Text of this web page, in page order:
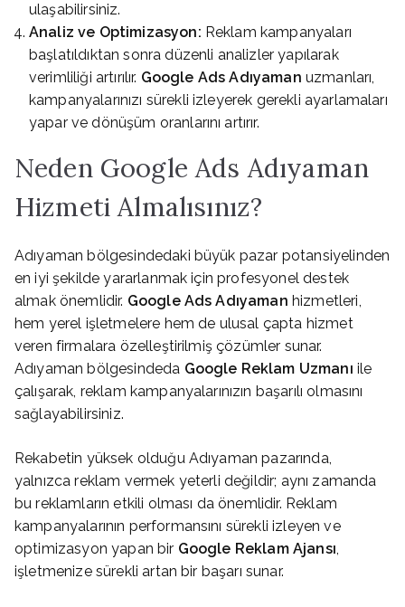
ulaşabilirsiniz.
Analiz ve Optimizasyon: Reklam kampanyaları
başlatıldıktan sonra düzenli analizler yapılarak
verimliliği artırılır. Google Ads Adıyaman uzmanları,
kampanyalarınızı sürekli izleyerek gerekli ayarlamaları
yapar ve dönüşüm oranlarını artırır.
Neden Google Ads Adıyaman
Hizmeti Almalısınız?
Adıyaman bölgesindedaki büyük pazar potansiyelinden
en iyi şekilde yararlanmak için profesyonel destek
almak önemlidir. Google Ads Adıyaman hizmetleri,
hem yerel işletmelere hem de ulusal çapta hizmet
veren firmalara özelleştirilmiş çözümler sunar.
Adıyaman bölgesindeda Google Reklam Uzmanı ile
çalışarak, reklam kampanyalarınızın başarılı olmasını
sağlayabilirsiniz.
Rekabetin yüksek olduğu Adıyaman pazarında,
yalnızca reklam vermek yeterli değildir; aynı zamanda
bu reklamların etkili olması da önemlidir. Reklam
kampanyalarının performansını sürekli izleyen ve
optimizasyon yapan bir Google Reklam Ajansı,
işletmenize sürekli artan bir başarı sunar.